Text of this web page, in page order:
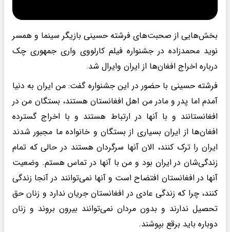
بخش‌هایی از صحبت‌های فرشته حسینی بازیگر سینما و همسر
نوید محمدزاده در جشنواره فیلم کارلووی واری جمهوری چک
درباره اخراج افغان‌ها از ایران وایرال شد.
‌فرشته حسینی با حضور در این جشنواره گفت: من ایران به دنیا
آمدم اما پدر و مادر من اهل افغانستان هستند، بستگان من در
افغانستانند و با آنها در ارتباط‌ هستند و با اخراج گسترده
افغان‌ها از ایران بسیاری از بستگان و خانواده ما مجبور شدند
ایران را ترک کنند، الان آنها سرگردان هستند در حالی که تمام
زندگی‌شان در ایران بود و من با آنها در تماس هستم. وضعیت
آنها در افغانستان افتضاح است و آنها نمی‌توانند در آنجا زندگی
کنند، چرا که زندگی عادی در افغانستان جریان ندارد و زنان حق
تحصیل ندارند و بدون مردان نمی‌توانند بیرون بروند و زنان
دوباره باید برقع بپوشند.